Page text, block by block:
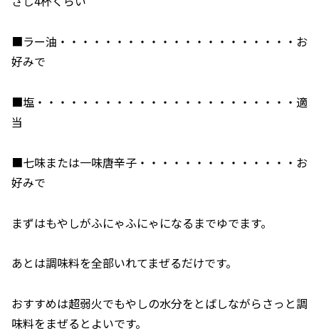
■ラー油・・・・・・・・・・・・・・・・・・・・・お
好みで
■塩・・・・・・・・・・・・・・・・・・・・・・・適
当
■七味または一味唐辛子・・・・・・・・・・・・・・お
好みで
まずはもやしがふにゃふにゃになるまでゆでます。
あとは調味料を全部いれてまぜるだけです。
おすすめは超弱火でもやしの水分をとばしながらさっと調
味料をまぜるとよいです。